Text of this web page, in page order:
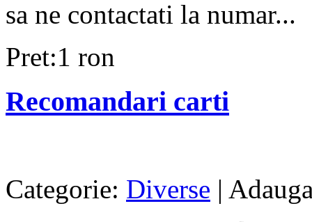
sa ne contactati la numar...
Pret:1 ron
Recomandari carti
Categorie: Diverse |